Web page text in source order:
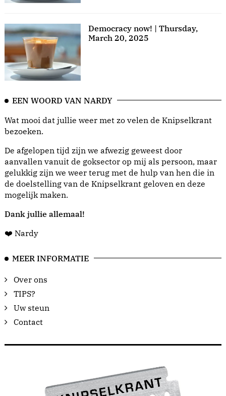
Democracy now! | Thursday,
March 20, 2025
EEN WOORD VAN NARDY
Wat mooi dat jullie weer met zo velen de Knipselkrant
bezoeken.
De afgelopen tijd zijn we afwezig geweest door
aanvallen vanuit de goksector op mij als persoon, maar
gelukkig zijn we weer terug met de hulp van hen die in
de doelstelling van de Knipselkrant geloven en deze
mogelijk maken.
Dank jullie allemaal!
❤️ Nardy
MEER INFORMATIE
Over ons
TIPS?
Uw steun
Contact